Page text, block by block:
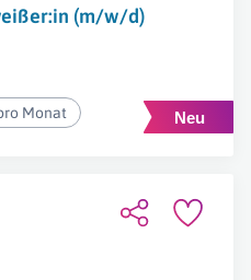
(m/w/d)
Monat